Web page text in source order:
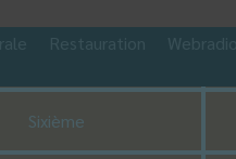
Sixième